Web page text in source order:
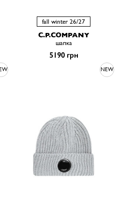
fall winter 26/27
C.P.COMPANY
шапка
5190 грн
NEW